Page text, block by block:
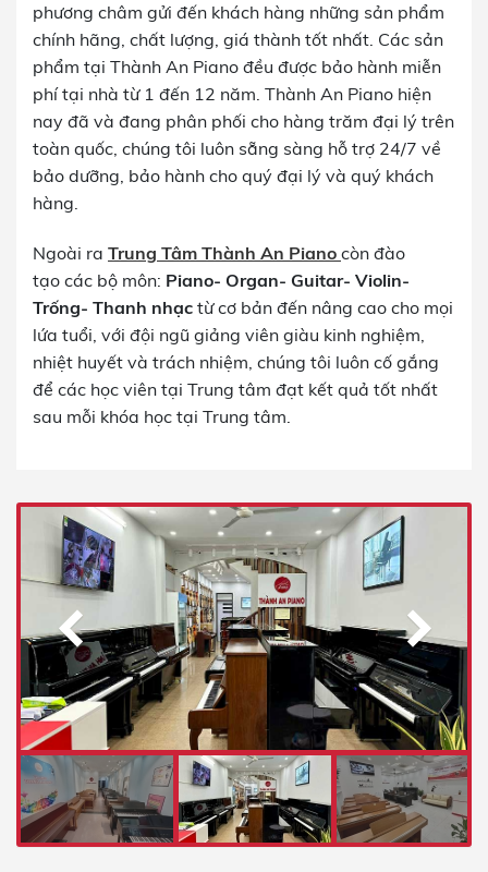
phương châm gửi đến khách hàng những sản phẩm
chính hãng, chất lượng, giá thành tốt nhất. Các sản
phẩm tại Thành An Piano đều được bảo hành miễn
phí tại nhà từ 1 đến 12 năm. Thành An Piano hiện
nay đã và đang phân phối cho hàng trăm đại lý trên
toàn quốc, chúng tôi luôn sẵng sàng hỗ trợ 24/7 về
bảo dưỡng, bảo hành cho quý đại lý và quý khách
hàng.
Ngoài ra Trung Tâm Thành An Piano còn đào
tạo các bộ môn: Piano- Organ- Guitar- Violin-
Trống- Thanh nhạc từ cơ bản đến nâng cao cho mọi
lứa tuổi, với đội ngũ giảng viên giàu kinh nghiệm,
nhiệt huyết và trách nhiệm, chúng tôi luôn cố gắng
để các học viên tại Trung tâm đạt kết quả tốt nhất
sau mỗi khóa học tại Trung tâm.